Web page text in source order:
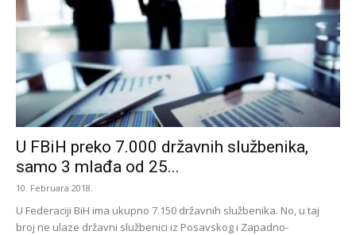
U FBiH preko 7.000 državnih službenika,
samo 3 mlađa od 25...
10. Februara 2018.
U Federaciji BiH ima ukupno 7.150 državnih službenika. No, u taj
broj ne ulaze državni službenici iz Posavskog i Zapadno-